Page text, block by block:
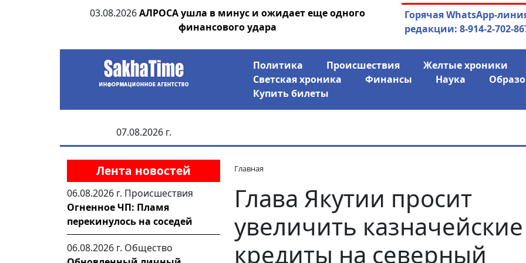
03.08.2026 АЛРОСА ушла в минус и ожидает еще одного
финансового удара
04.08.2026Маринычев у
Горячая WhatsApp-
редакции: 8-914-2-702-
Политика Происшествия Желтые хроники
Светская хроника
Финансы Наука
Купить билеты
07.08.2026 г.
Лента новостей
06.08.2026 г. Происшествия
Огненное ЧП: Пламя
перекинулось на соседей
06.08.2026 г. Общество
Главная
Глава Якутии просит
увеличить казначейские
кредиты на северный